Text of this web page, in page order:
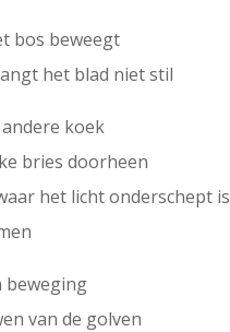
bos beweegt
het blad niet stil
koek
bries doorheen
het licht onderschept is
beweging
van de golven